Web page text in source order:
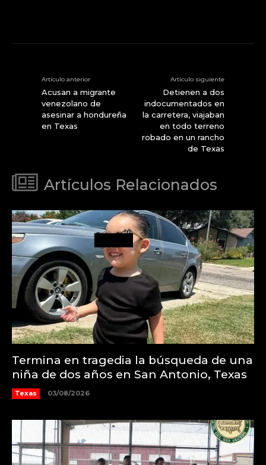
Artículo anterior
Acusan a migrante
venezolano de
asesinar a hondureña
en Texas
Artículo siguiente
Detienen a dos
indocumentados en
la carretera, viajaban
en todo terreno
robado en un rancho
de Texas
Artículos Relacionados
Termina en tragedia la búsqueda de una
niña de dos años en San Antonio, Texas
Texas 03/08/2026